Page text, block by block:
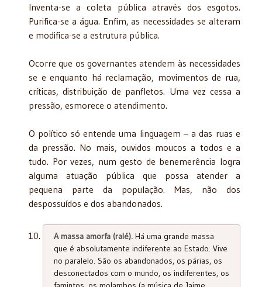
Inventa-se a coleta pública através dos esgotos.
Purifica-se a água. Enfim, as necessidades se alteram
e modifica-se a estrutura pública.
Ocorre que os governantes atendem às necessidades
se e enquanto há reclamação, movimentos de rua,
críticas, distribuição de panfletos. Uma vez cessa a
pressão, esmorece o atendimento.
O político só entende uma linguagem – a das ruas e
da pressão. No mais, ouvidos moucos a todos e a
tudo. Por vezes, num gesto de benemerência logra
alguma atuação pública que possa atender a
pequena parte da população. Mas, não dos
despossuídos e dos abandonados.
A massa amorfa (ralé). Há uma grande massa
que é absolutamente indiferente ao Estado. Vive
no paralelo. São os abandonados, os párias, os
desconectados com o mundo, os indiferentes, os